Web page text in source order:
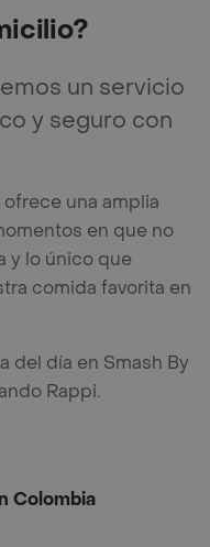
un servicio
y seguro con
ofrece una amplia
en que no
y lo único que
comida favorita en
del día en Smash By
Rappi.
Colombia